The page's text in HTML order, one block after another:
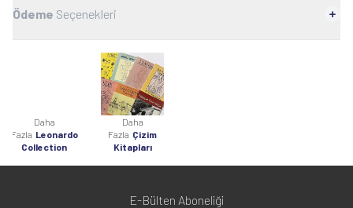
Ödeme Seçenekleri
Daha
Fazla Leonardo
Collection
Daha
Fazla Çizim
Kitapları
E-Bülten Aboneliği